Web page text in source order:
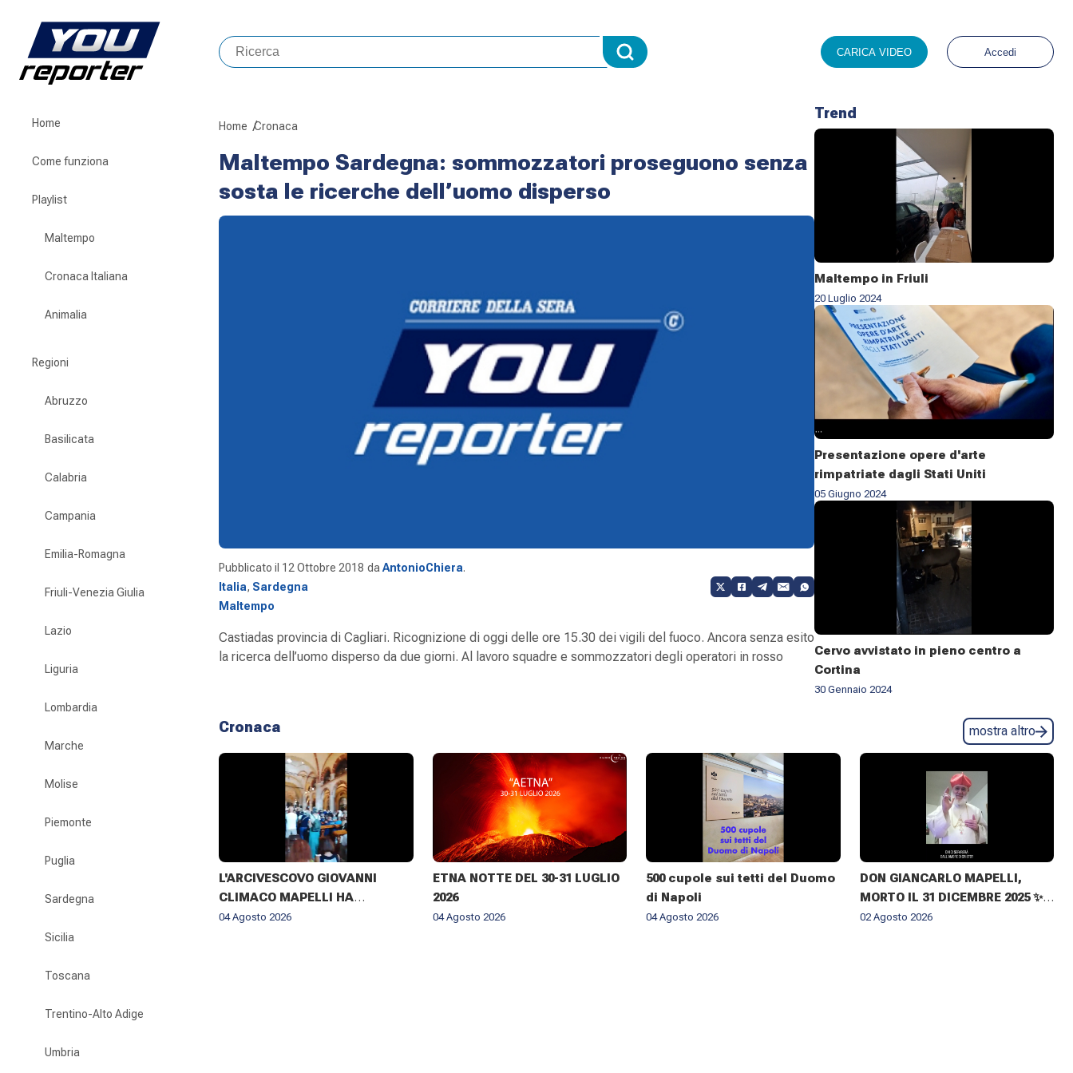
CARICA VIDEO Accedi
Home
Come funziona
Playlist
Maltempo
Cronaca Italiana
Animalia
Regioni
Abruzzo
Basilicata
Calabria
Campania
Emilia-Romagna
Friuli-Venezia Giulia
Lazio
Liguria
Lombardia
Marche
Molise
Piemonte
Puglia
Sardegna
Sicilia
Toscana
Trentino-Alto Adige
Umbria
Home Cronaca
Maltempo Sardegna: sommozzatori proseguono senza
sosta le ricerche dell’uomo disperso
Pubblicato il 12 Ottobre 2018 daAntonioChiera.
Italia, Sardegna
Maltempo
Castiadas provincia di Cagliari. Ricognizione di oggi delle ore 15.30 dei vigili del fuoco. Ancora senza esito
la ricerca dell’uomo disperso da due giorni. Al lavoro squadre e sommozzatori degli operatori in rosso
Trend
Maltempo in Friuli
20 Luglio 2024
Presentazione opere d'arte
rimpatriate dagli Stati Uniti
05 Giugno 2024
Cervo avvistato in pieno centro a
Cortina
30 Gennaio 2024
Cronaca mostra altro
L'ARCIVESCOVO GIOVANNI
CLIMACO MAPELLI HA
PRESENZIATO AL FUNERALE DI
04 Agosto 2026
ETNA NOTTE DEL 30-31 LUGLIO
2026
04 Agosto 2026
500 cupole sui tetti del Duomo
di Napoli
04 Agosto 2026
DON GIANCARLO MAPELLI,
MORTO IL 31 DICEMBRE 2025 ✨
IL RICORDO DEL CUGINO
02 Agosto 2026